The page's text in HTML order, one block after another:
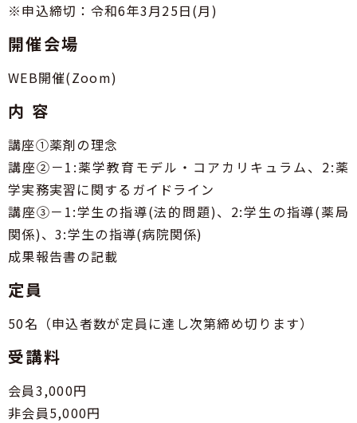
※申込締切：令和6年3月25日(月)
開催会場
WEB開催(Zoom)
内 容
講座①薬剤の理念
講座②－1:薬学教育モデル・コアカリキュラム、2:薬
学実務実習に関するガイドライン
講座③－1:学生の指導(法的問題)、2:学生の指導(薬局
関係)、3:学生の指導(病院関係)
成果報告書の記載
定員
50名（申込者数が定員に達し次第締め切ります）
受講料
会員3,000円
非会員5,000円